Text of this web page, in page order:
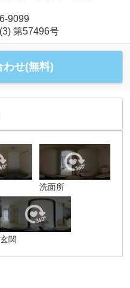
9099
第57496号
わせ(無料)
洗面所
玄関